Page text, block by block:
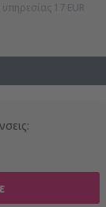
υπηρεσίας 17 EUR